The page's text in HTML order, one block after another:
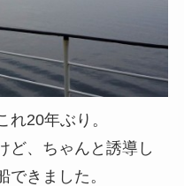
れ20年ぶり。
ど、ちゃんと誘導し
きました。